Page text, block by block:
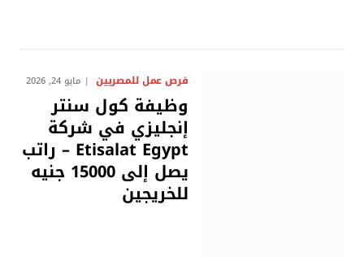
فرص عمل للمصريين مايو 24, 2026
وظيفة كول سنتر
إنجليزي في شركة
Etisalat Egypt – راتب
يصل إلى 15000 جنيه
للخريجين